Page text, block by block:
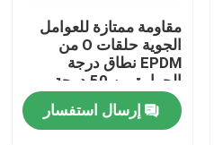
مقاومة ممتازة للعوامل
الجوية حلقات O من
EPDM نطاق درجة
الحرارة من 50 درجة
مئوية تحت الصفر إلى
250 درجة مئوية مع
مقاومة تآكل فائقة
إرسال استفسار